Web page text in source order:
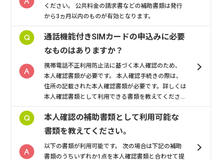
ください。 公共料金の請求書などの補助書類は発行
から3ヵ月以内のものが有効となります。
通話機能付きSIMカードの申込みに必要
なものはありますか？
携帯電話不正利用防止法に基づく本人確認のため、
本人確認書類が必要です。 本人確認手続きの際は、
住所の記載された本人確認書類が必要です。詳しくは
本人確認書類として利用できる書類を教えてくださ...
本人確認の補助書類として利用可能な
書類を教えてください。
以下の書類が利用可能です。 次の場合は下記の補助
書類のうちいずれか1点を本人確認書類と合わせて提